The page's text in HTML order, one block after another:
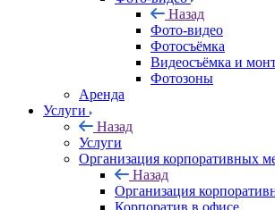
Назад
Фото-видео
Фотосъёмка
Видеосъёмка и
Фотозоны
Аренда
Услуги
Назад
Услуги
Организация корпоративных
Назад
Организация
Корпоратив в офисе